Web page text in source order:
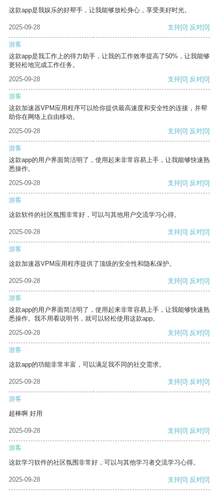
这款app是我娱乐的好帮手，让我能够放松身心，享受美好时光。
2025-09-28 支持[0] 反对[0]
游客
这款app是我工作上的得力助手，让我的工作效率提高了50%，让我能够
更轻松地完成工作任务。
2025-09-28
支持[0] 反对[0]
游客
这款加速器VPM应用程序可以给你提供最高速度和安全性的连接，并帮
助你在网络上自由移动。
2025-09-28
支持[0] 反对[0]
游客
这款app的用户界面简洁明了，使用起来非常容易上手，让我能够快速熟
悉操作。
2025-09-28
支持[0] 反对[0]
游客
这款软件的社区氛围非常好，可以与其他用户交流学习心得。
2025-09-28 支持[0] 反对[0]
游客
这款加速器VPM应用程序提供了顶级的安全性和隐私保护。
2025-09-28 支持[0] 反对[0]
游客
这款app的用户界面简洁明了，使用起来非常容易上手，让我能够快速熟
悉操作。我不用看说明书，就可以轻松使用这款app。
2025-09-28
支持[0] 反对[0]
游客
这款app的功能非常丰富，可以满足我不同的社交需求。
2025-09-28 支持[0] 反对[0]
游客
超棒啊 好用
2025-09-28 支持[0] 反对[0]
游客
这款学习软件的社区氛围非常好，可以与其他学习者交流学习心得。
2025-09-28 支持[0] 反对[0]